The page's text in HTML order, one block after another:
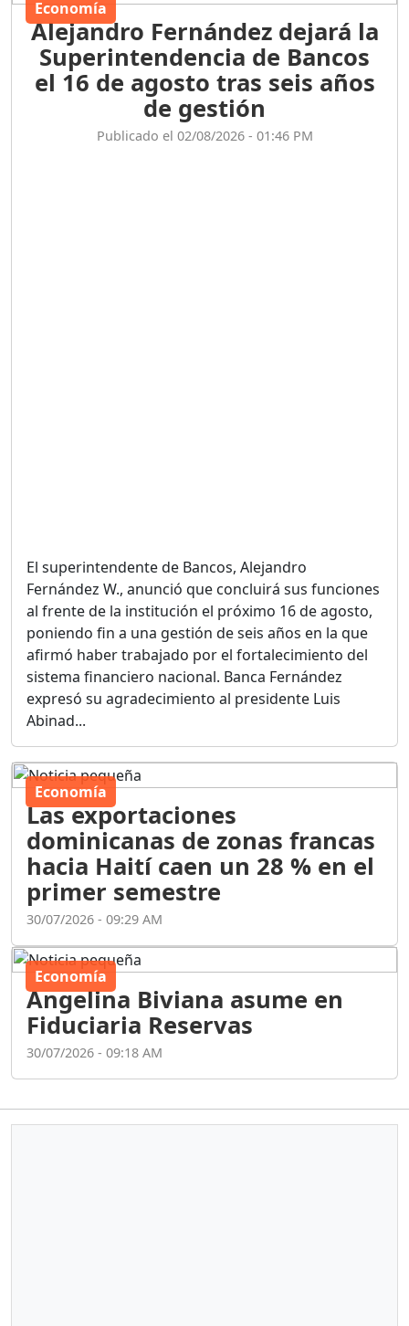
Economía
Alejandro Fernández dejará la
Superintendencia de Bancos
el 16 de agosto tras seis años
de gestión
Publicado el 02/08/2026 - 01:46 PM
El superintendente de Bancos, Alejandro
Fernández W., anunció que concluirá sus funciones
al frente de la institución el próximo 16 de agosto,
poniendo fin a una gestión de seis años en la que
afirmó haber trabajado por el fortalecimiento del
sistema financiero nacional. Banca Fernández
expresó su agradecimiento al presidente Luis
Abinad...
Economía
Las exportaciones
dominicanas de zonas francas
hacia Haití caen un 28 % en el
primer semestre
30/07/2026 - 09:29 AM
Economía
Angelina Biviana asume en
Fiduciaria Reservas
30/07/2026 - 09:18 AM